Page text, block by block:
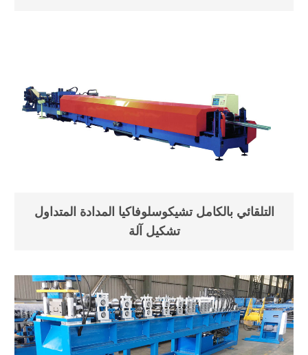
التلقائي بالكامل تشيكوسلوفاكيا المدادة المتداول
تشكيل آلة